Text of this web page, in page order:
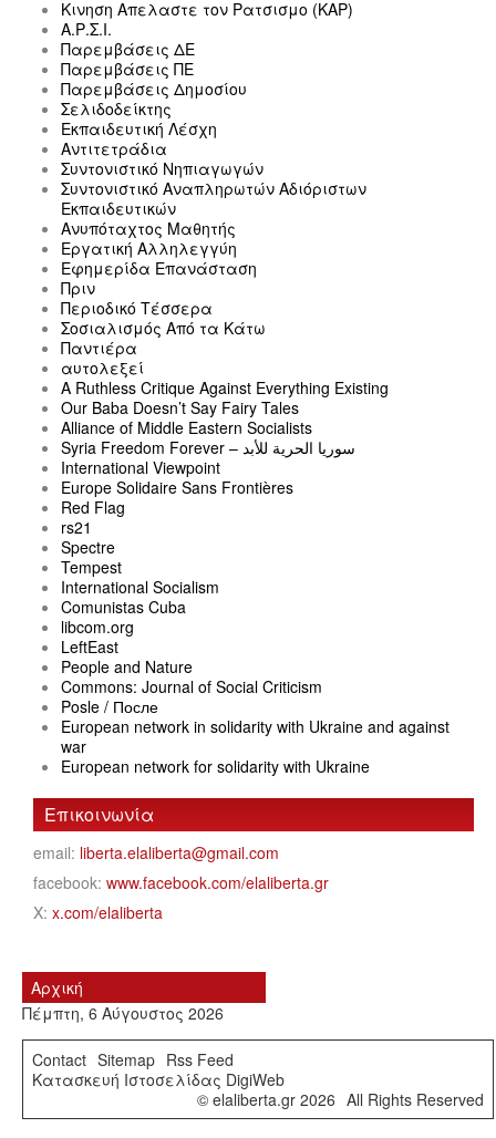
Κινηση Απελαστε τον Ρατσισμο (ΚΑΡ)
Α.Ρ.Σ.Ι.
Παρεμβάσεις ΔΕ
Παρεμβάσεις ΠΕ
Παρεμβάσεις Δημοσίου
Σελιδοδείκτης
Εκπαιδευτική Λέσχη
Αντιτετράδια
Συντονιστικό Νηπιαγωγών
Συντονιστικό Αναπληρωτών Αδιόριστων
Εκπαιδευτικών
Ανυπόταχτος Μαθητής
Εργατική Αλληλεγγύη
Εφημερίδα Επανάσταση
Πριν
Περιοδικό Τέσσερα
Σοσιαλισμός Από τα Κάτω
Παντιέρα
αυτολεξεί
A Ruthless Critique Against Everything Existing
Our Baba Doesn’t Say Fairy Tales
Alliance of Middle Eastern Socialists
Syria Freedom Forever – سوريا الحرية للأبد
International Viewpoint
Europe Solidaire Sans Frontières
Red Flag
rs21
Spectre
Tempest
International Socialism
Comunistas Cuba
libcom.org
LeftEast
People and Nature
Commons: Journal of Social Criticism
Posle / После
European network in solidarity with Ukraine and against
war
European network for solidarity with Ukraine
Επικοινωνία
email: liberta.elaliberta@gmail.com
facebook: www.facebook.com/elaliberta.gr
X: x.com/elaliberta
Αρχική
Πέμπτη, 6 Αύγουστος 2026
Contact Sitemap Rss Feed
Κατασκευή Ιστοσελίδας DigiWeb
© elaliberta.gr 2026 All Rights Reserved